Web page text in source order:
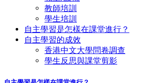
教師培訓
學生培訓
自主學習是怎樣在課堂進行？
自主學習的成效
香港中文大學問卷調查
學生反思與課堂剪影